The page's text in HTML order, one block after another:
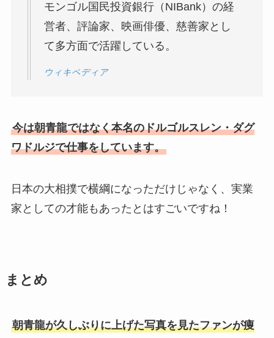
モンゴル国民投資銀行（NIBank）の経
営者、評論家、映画俳優、慈善家とし
て多方面で活躍している。
ウィキペディア
今は朝青龍ではなく本名のドルゴルスレン・ダグ
ワドルジで仕事をしています。
日本の大相撲で横綱になっただけじゃなく、実業
家としての才能もあったとはすごいですね！
まとめ
朝青龍が久しぶりに上げた写真を見たファンが痩